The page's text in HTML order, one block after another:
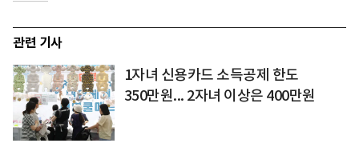
관련 기사
1자녀 신용카드 소득공제 한도
350만원... 2자녀 이상은 400만원